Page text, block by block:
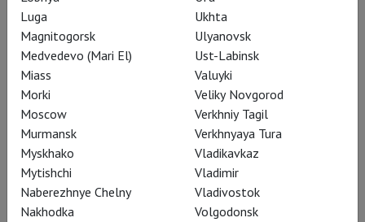
двух итальянских
дворянок, и обе же
нашли благодарную
аудиторию в среде
высшего якобианского
Luga
Magnitogorsk
Medvedevo (Mari El)
Miass
Morki
Moscow
Murmansk
Myskhako
Mytishchi
Naberezhnye Chelny
Nakhodka
Ukhta
Ulyanovsk
Ust-Labinsk
Valuyki
Veliky Novgorod
Verkhniy Tagil
Verkhnyaya Tura
Vladikavkaz
Vladimir
Vladivostok
Volgodonsk